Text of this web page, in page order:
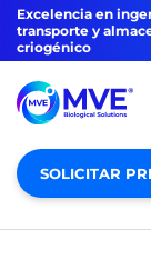
Excelencia en
transporte y
criogénico
SOLICITAR